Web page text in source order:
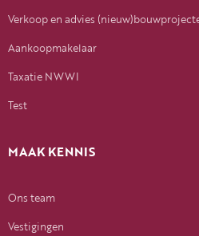
Verkoop en advies
Aankoopmakelaar
Taxatie NWWI
Test
MAAK KENNIS
Ons team
Vestigingen